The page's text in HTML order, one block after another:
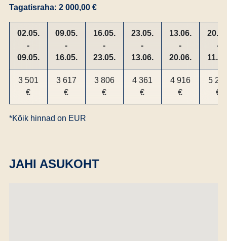
Tagatisraha: 2 000,00 €
02.05.
-
09.05.
09.05.
-
16.05.
16.05.
-
23.05.
23.05.
-
13.06.
13.06.
-
20.06.
-
3 501
€
3 617
€
3 806
€
4 361
€
4 916
€
5
€
*Kõik hinnad on EUR
JAHI ASUKOHT